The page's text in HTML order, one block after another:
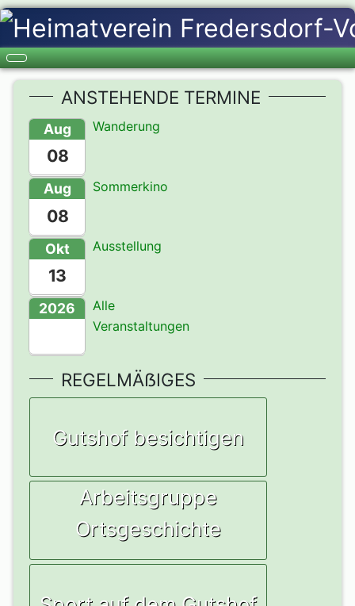
ANSTEHENDE TERMINE
Aug
08
Wanderung
Aug
08
Sommerkino
Okt
13
Ausstellung
2026
Alle
Veranstaltungen
REGELMÄẞIGES
Gutshof besichtigen
Arbeitsgruppe
Ortsgeschichte